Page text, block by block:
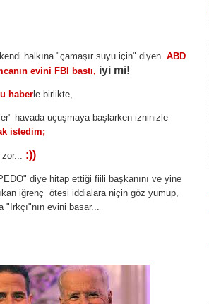
halkına "çamaşır suyu için" diyen ABD
evini FBI bastı, iyi mi!
haber le birlikte,
havada uçuşmaya başlarken izninizle
istedim;
:))
diye hitap ettiği fiili başkanını ve yine
iğrenç ötesi iddialara niçin göz yumup,
"Irkçı"nın evini basar...